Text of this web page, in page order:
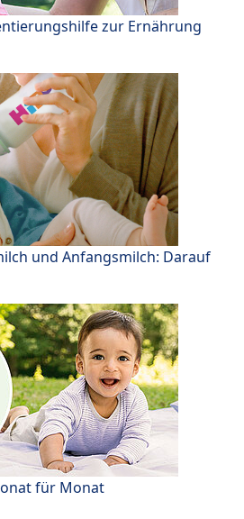
zur Ernährung
und Anfangsmilch: Darauf
für Monat